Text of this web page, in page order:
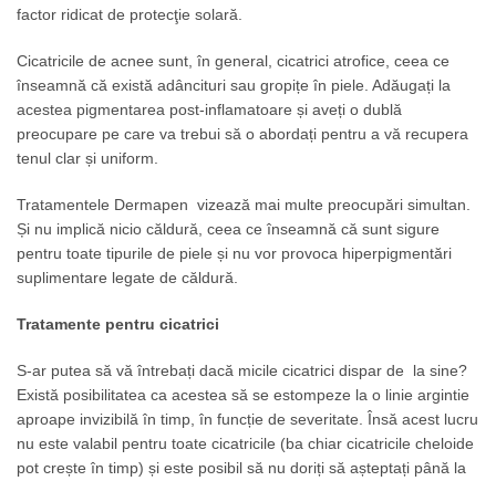
factor ridicat de protecţie solară.
Cicatricile de acnee sunt, în general, cicatrici atrofice, ceea ce
înseamnă că există adâncituri sau gropițe în piele. Adăugați la
acestea pigmentarea post-inflamatoare și aveți o dublă
preocupare pe care va trebui să o abordați pentru a vă recupera
tenul clar și uniform.
Tratamentele Dermapen vizează mai multe preocupări simultan.
Și nu implică nicio căldură, ceea ce înseamnă că sunt sigure
pentru toate tipurile de piele și nu vor provoca hiperpigmentări
suplimentare legate de căldură.
Tratamente pentru cicatrici
S-ar putea să vă întrebați dacă micile cicatrici dispar de la sine?
Există posibilitatea ca acestea să se estompeze la o linie argintie
aproape invizibilă în timp, în funcție de severitate. Însă acest lucru
nu este valabil pentru toate cicatricile (ba chiar cicatricile cheloide
pot crește în timp) și este posibil să nu doriți să așteptați până la